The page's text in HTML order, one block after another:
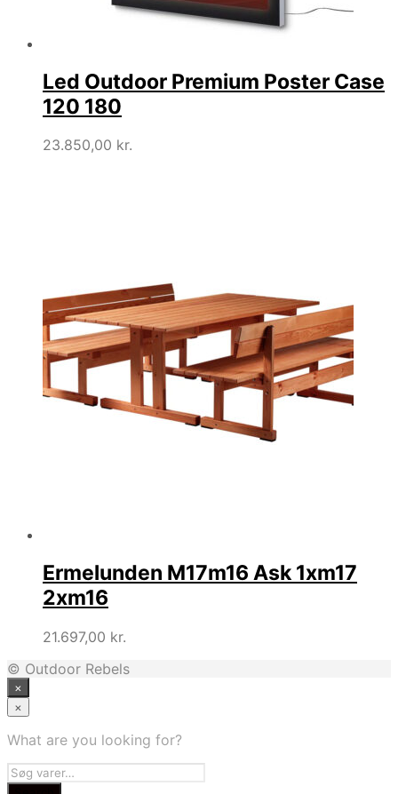
Led Outdoor Premium Poster Case
120 180
23.850,00 kr.
Ermelunden M17m16 Ask 1xm17
2xm16
21.697,00 kr.
© Outdoor Rebels
×
×
What are you looking for?